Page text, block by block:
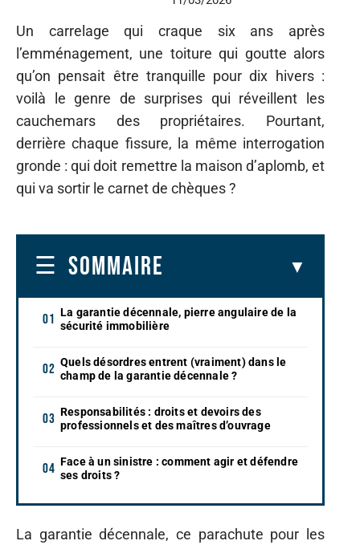
Un carrelage qui craque six ans après
l’emménagement, une toiture qui goutte alors
qu’on pensait être tranquille pour dix hivers :
voilà le genre de surprises qui réveillent les
cauchemars des propriétaires. Pourtant,
derrière chaque fissure, la même interrogation
gronde : qui doit remettre la maison d’aplomb, et
qui va sortir le carnet de chèques ?
SOMMAIRE
La garantie décennale, pierre angulaire de la
sécurité immobilière
Quels désordres entrent (vraiment) dans le
champ de la garantie décennale ?
Responsabilités : droits et devoirs des
professionnels et des maîtres d’ouvrage
Face à un sinistre : comment agir et défendre
ses droits ?
La garantie décennale, ce parachute pour les